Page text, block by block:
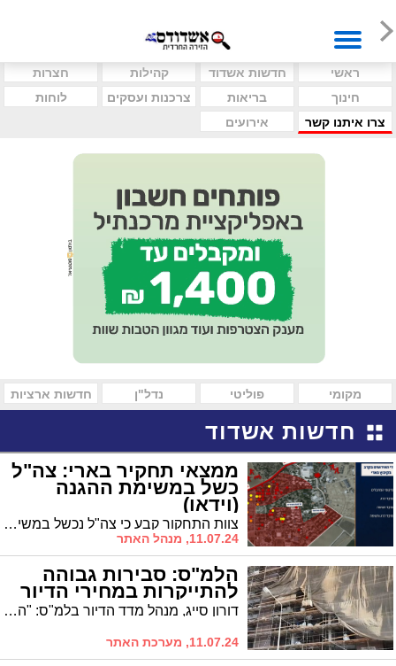
ראשי חדשות אשדוד קהילות
חצרות
חינוך
בריאות צרכנות ועסקים
לוחות
צרו איתנו קשר
אירועים
מקומי פוליטי נדל"ן חדשות ארציות
חדשות אשדוד
ממצאי תחקיר בארי: צה"ל
כשל במשימת ההגנה
(וידאו)
צוות התחקור קבע כי צה"ל נכשל במשימתו להגן על תושבי קיבוץ בארי; גבורת תושבי בארי ולוחמי כיתת הכוננות של הקיבוץ ראויים לציון לשבח, והיא שהביאה לייצוב קו ההגנה בשעות הלחימה הראשונות, תוך בלימת התרחבות ההתקפה לשאר חלקי הקיבוץ
11.07.24, מנהל האתר
הלמ"ס: סבירות גבוהה
להתייקרות במחירי הדיור
דורון סייג, מנהל מדד הדיור בלמ"ס: "המסקנה המרכזית שעולה מהנתונים היא שמחירי הדירות עולים גם בדירות יד שניה יחסית חדשות גם בדירות יד שנייה חדשות מאוד. בכל הבדיקות נמצאו עליות מחירים בטווחי הזמן שנבדקו ב-3 ו-6 החודשים האחרונים"
11.07.24, מערכת האתר